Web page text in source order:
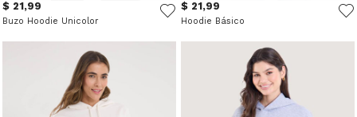
$ 21,99
Buzo Hoodie Unicolor
$ 21,99
Hoodie Básico